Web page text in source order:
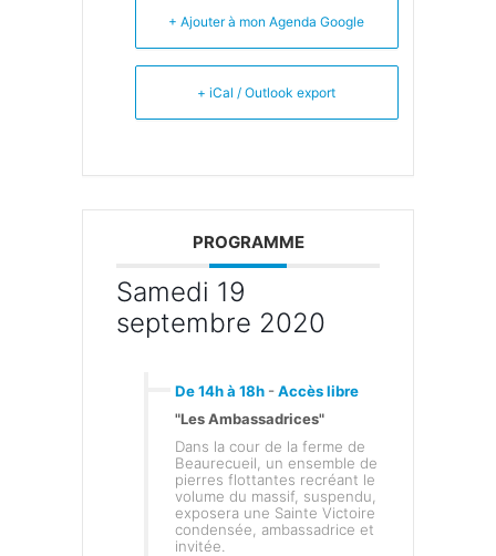
+ Ajouter à mon Agenda Google
+ iCal / Outlook export
PROGRAMME
Samedi 19
septembre 2020
De 14h à 18h -Accès libre
"Les Ambassadrices"
Dans la cour de la ferme de
Beaurecueil, un ensemble de
pierres flottantes recréant le
volume du massif, suspendu,
exposera une Sainte Victoire
condensée, ambassadrice et
invitée.